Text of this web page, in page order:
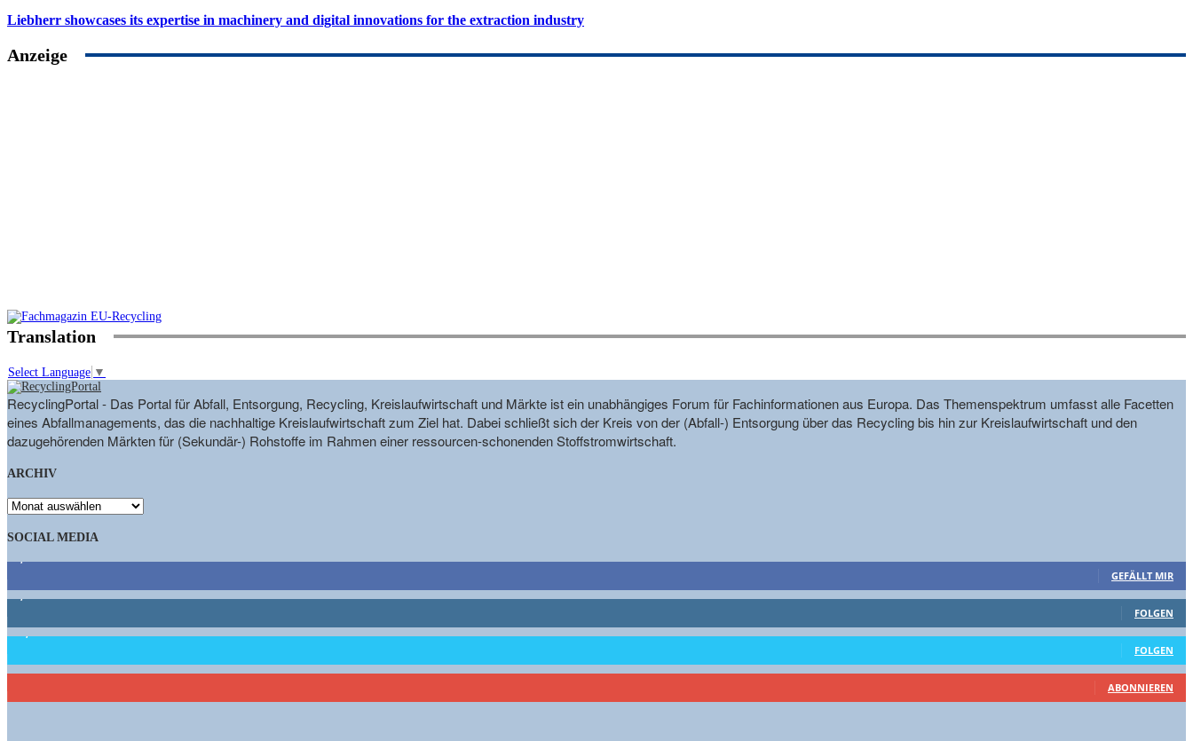
Liebherr showcases its expertise in machinery and digital innovations for the extraction industry
Anzeige
Translation
Select Language ▼
RecyclingPortal - Das Portal für Abfall, Entsorgung, Recycling, Kreislaufwirtschaft und Märkte ist ein unabhängiges Forum für Fachinformationen aus Europa. Das Themenspektrum umfasst alle Facetten
eines Abfallmanagements, das die nachhaltige Kreislaufwirtschaft zum Ziel hat. Dabei schließt sich der Kreis von der (Abfall-) Entsorgung über das Recycling bis hin zur Kreislaufwirtschaft und den
dazugehörenden Märkten für (Sekundär-) Rohstoffe im Rahmen einer ressourcen-schonenden Stoffstromwirtschaft.
ARCHIV
ARCHIV
SOCIAL MEDIA
GEFÄLLT MIR
1,662 Follower
FOLGEN
15,658 Follower
FOLGEN
460 Abonnenten
ABONNIEREN